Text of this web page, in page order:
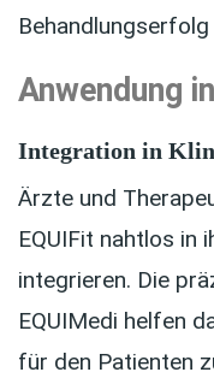
Behandlungserfolg
Anwendung
Integration in
Ärzte und
EQUIFit nahtlos in
integrieren. Die
EQUIMedi helfen
für den Patienten